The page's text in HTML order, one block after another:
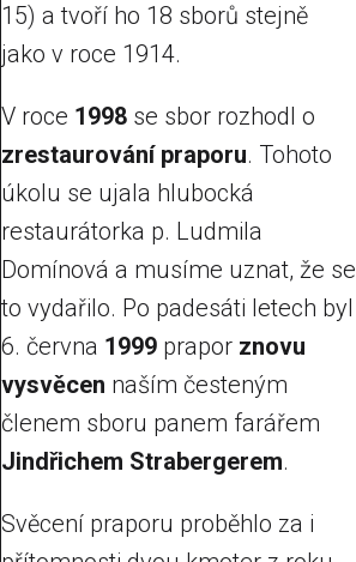
15) a tvoří ho 18 sborů stejně
jako v roce 1914.
V roce 1998 se sbor rozhodl o
zrestaurování praporu. Tohoto
úkolu se ujala hlubocká
restaurátorka p. Ludmila
Domínová a musíme uznat, že se
to vydařilo. Po padesáti letech byl
6. června 1999 prapor znovu
vysvěcen naším česteným
členem sboru panem farářem
Jindřichem Strabergerem.
Svěcení praporu proběhlo za i